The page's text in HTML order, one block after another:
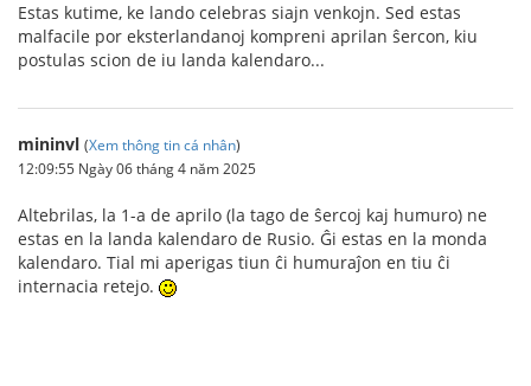
Estas kutime, ke lando celebras siajn venkojn. Sed estas
malfacile por eksterlandanoj kompreni aprilan ŝercon, kiu
postulas scion de iu landa kalendaro...
mininvl (Xem thông tin cá nhân)
12:09:55 Ngày 06 tháng 4 năm 2025
Altebrilas, la 1-a de aprilo (la tago de ŝercoj kaj humuro) ne
estas en la landa kalendaro de Rusio. Ĝi estas en la monda
kalendaro. Tial mi aperigas tiun ĉi humuraĵon en tiu ĉi
internacia retejo.